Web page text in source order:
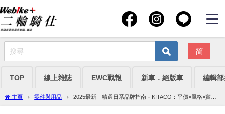
简
TOP 線上雜誌 EWC戰報 新車．絕版車 編輯
主頁 零件與用品
2025最新｜精選日系品牌指南－KITACO：平價×風格×實用
全都要！